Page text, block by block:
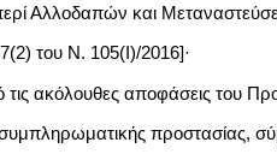
Αλλοδαπών και
του Ν. 105(I)/2016]·
ακόλουθες αποφάσεις του
προστασίας,